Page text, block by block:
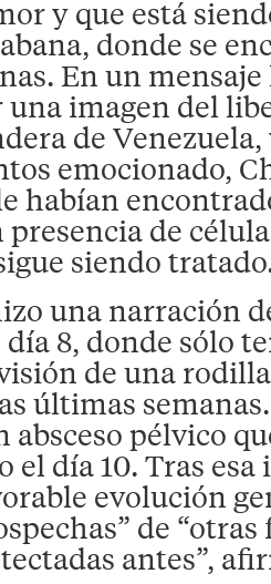
y que está
donde se
En un
una imagen del
de
emocionado,
habían
presencia de
siendo
una narración
día 8, donde sólo
de una
últimas
pélvico
el día 10. Tras
evolución
de
antes”,